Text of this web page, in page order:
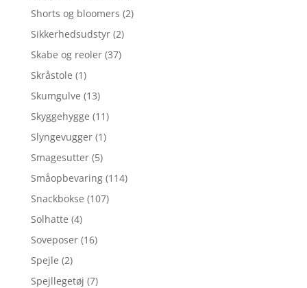
Shorts og bloomers (2)
Sikkerhedsudstyr (2)
Skabe og reoler (37)
Skråstole (1)
Skumgulve (13)
Skyggehygge (11)
Slyngevugger (1)
Smagesutter (5)
Småopbevaring (114)
Snackbokse (107)
Solhatte (4)
Soveposer (16)
Spejle (2)
Spejllegetøj (7)